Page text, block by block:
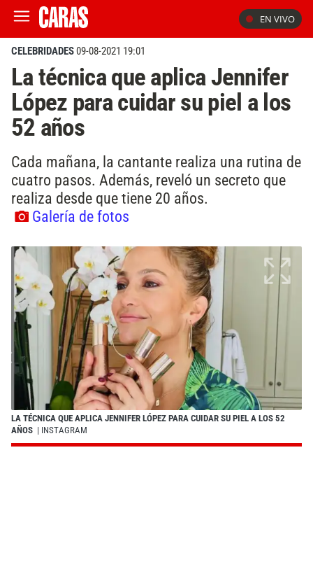
EN VIVO
CELEBRIDADES09-08-2021 19:01
La técnica que aplica Jennifer
López para cuidar su piel a los
52 años
Cada mañana, la cantante realiza una rutina de
cuatro pasos. Además, reveló un secreto que
realiza desde que tiene 20 años.
Galería de fotos
LA TÉCNICA QUE APLICA JENNIFER LÓPEZ PARA CUIDAR SU PIEL A LOS 52
AÑOS | INSTAGRAM